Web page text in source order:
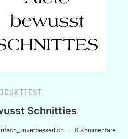
Schnitties
0 Kommentare